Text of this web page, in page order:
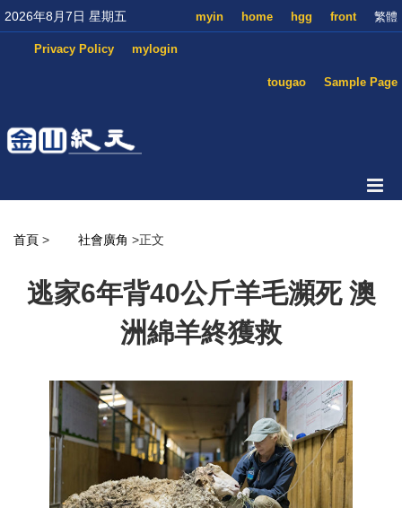
2026年8月7日 星期五 繁體
front
hgg
home
myin
mylogin
Privacy Policy
Sample Page
tougao
首頁 > 社會廣角 >正文
逃家6年背40公斤羊毛瀕死 澳
洲綿羊終獲救